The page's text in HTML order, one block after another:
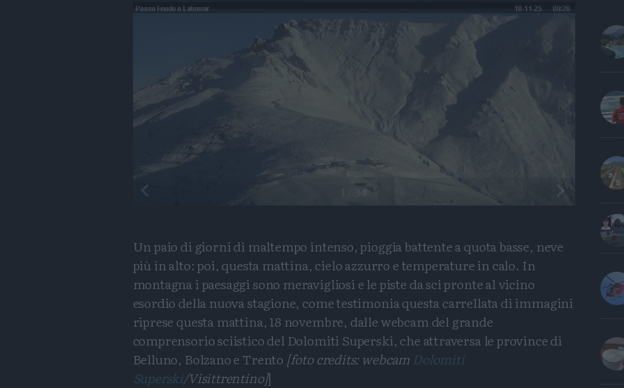
Precedente
34
Un paio di giorni di maltempo intenso, pioggia battente a quota basse, neve
più in alto: poi, questa mattina, cielo azzurro e temperature in calo. In
montagna i paesaggi sono meravigliosi e le piste da sci pronte al vicino
esordio della nuova stagione, come testimonia questa carrellata di immagini
riprese questa mattina, 18 novembre, dalle webcam del grande
comprensorio sciistico del Dolomiti Superski, che attraversa le province di
Belluno, Bolzano e Trento [foto credits: webcam Dolomiti
Superski/Visittrentino]]